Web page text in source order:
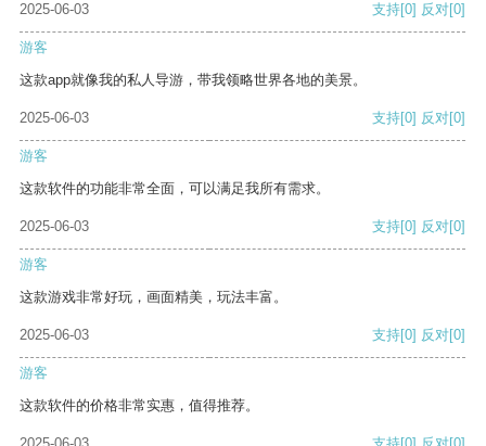
2025-06-03 支持[0] 反对[0]
游客
这款app就像我的私人导游，带我领略世界各地的美景。
2025-06-03 支持[0] 反对[0]
游客
这款软件的功能非常全面，可以满足我所有需求。
2025-06-03 支持[0] 反对[0]
游客
这款游戏非常好玩，画面精美，玩法丰富。
2025-06-03 支持[0] 反对[0]
游客
这款软件的价格非常实惠，值得推荐。